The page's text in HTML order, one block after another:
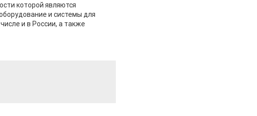
которой являются
и системы для
и в России, а также